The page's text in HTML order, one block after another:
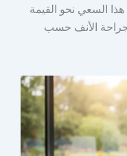
بالسلامة أو النتائج [2]. هذا السعي نحو القيمة
الأنف حسب